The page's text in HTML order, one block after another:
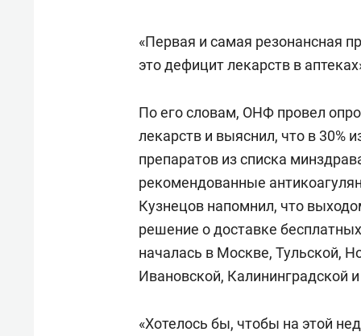
«Первая и самая резонансная
это дефицит лекарств в
По его словам, ОНФ провел
лекарств и выяснил, что в 30%
препаратов из списка
рекомендованные
Кузнецов напомнил, что
решение о доставке
началась в Москве, Тульской,
Ивановской, Калининградской
«Хотелось бы, чтобы на этой